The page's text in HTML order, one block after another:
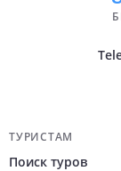
ТУРИСТАМ
Поиск туров